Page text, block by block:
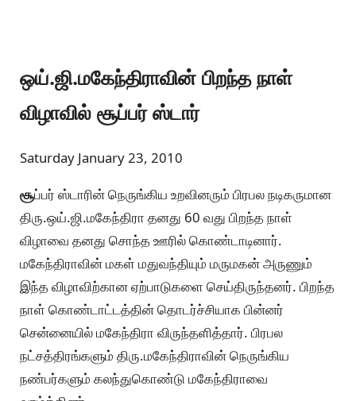
ஒய்.ஜி.மகேந்திராவின் பிறந்த நாள்
விழாவில் சூப்பர் ஸ்டார்
Saturday January 23, 2010
சூப்பர் ஸ்டாரின் நெருங்கிய உறவினரும் பிரபல நடிகருமான
திரு.ஒய்.ஜி.மகேந்திரா தனது 60 வது பிறந்த நாள்
விழாவை தனது சொந்த ஊரில் கொண்டாடினார்.
மகேந்திராவின் மகள் மதுவந்தியும் மருமகன் அருணும்
இந்த விழாவிற்கான ஏற்பாடுகளை செய்திருந்தனர். பிறந்த
நாள் கொண்டாட்டத்தின் தொடர்ச்சியாக பின்னர்
சென்னையில் மகேந்திரா விருந்தளித்தார். பிரபல
நட்சத்திரங்களும் திரு.மகேந்திராவின் நெருங்கிய
நண்பர்களும் கலந்துகொண்டு மகேந்திராவை